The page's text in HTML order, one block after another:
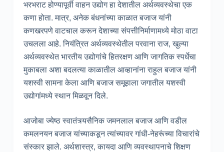
भरभराट होण्यापूर्वी वाहन उद्योग हा देशातील अर्थव्यवस्थेचा एक
कणा होता. मात्र, अनेक बंधनांच्या काळात बजाज यांनी
कणखरपणे वाटचाल करून देशाच्या संपत्तीनिर्माणामध्ये मोठा वाटा
उचलला आहे. नियंत्रित अर्थव्यवस्थेतील परवाना राज, खुल्या
अर्थव्यवस्थेत भारतीय उद्योगांचे हितरक्षण आणि जागतिक स्पर्धेचा
मुकाबला अशा बदलत्या काळातील आव्हानांना राहुल बजाज यांनी
यशस्वी सामना केला आणि बजाज समूहाला जगातील यशस्वी
उद्योगांमध्ये स्थान मिळवून दिले.
आजोबा ज्येष्ठ स्वातंत्र्यसैनिक जमनलाल बजाज आणि वडील
कमलनयन बजाज यांच्याकडून त्यांच्यावर गांधी-नेहरूंच्या विचारांचे
संस्कार झाले. अर्थशास्त्र, कायदा आणि व्यवस्थापनाचे शिक्षण